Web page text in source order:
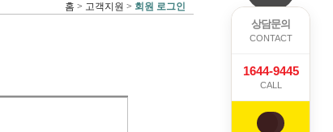
상담문의
CONTACT
1644-9445
CALL
홈 > 고객지원 > 회원 로그인